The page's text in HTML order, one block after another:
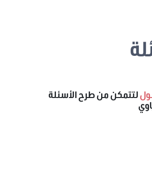
لتتمكن من طرح الأسئلة